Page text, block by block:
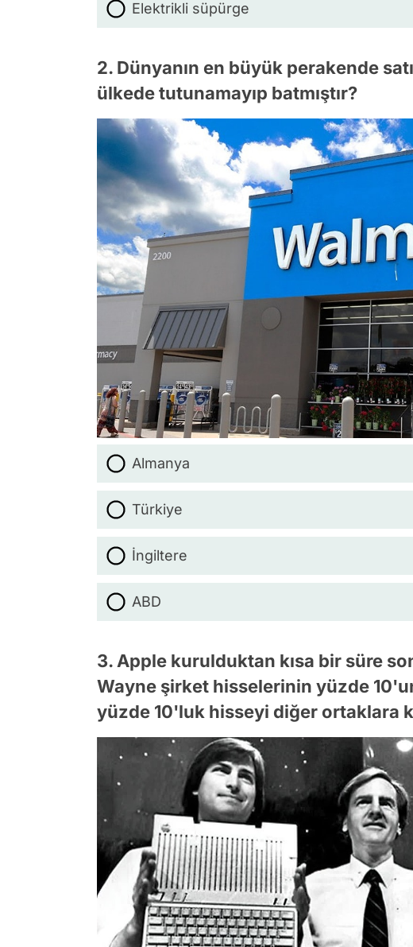
Elektrikli süpürge
2. Dünyanın en büyük perakende
ülkede tutunamayıp batmıştır?
Almanya
Türkiye
İngiltere
ABD
3. Apple kurulduktan kısa bir süre
Wayne şirket hisselerinin yüzde
yüzde 10'luk hisseyi diğer ortaklara